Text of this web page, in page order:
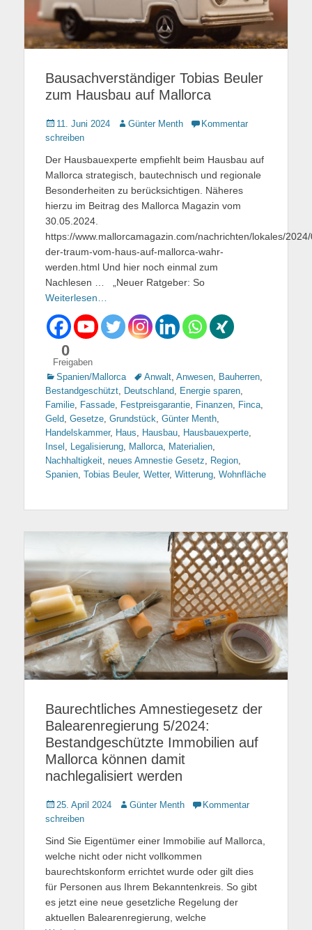
Bausachverständiger Tobias Beuler
zum Hausbau auf Mallorca
Gepostet
am
11. Juni 2024 AutorGünter Menth
Kommentar
schreiben
Der Hausbauexperte empfiehlt beim Hausbau auf
Mallorca strategisch, bautechnisch und regionale
Besonderheiten zu berücksichtigen. Näheres
hierzu im Beitrag des Mallorca Magazin vom
30.05.2024.
https://www.mallorcamagazin.com/nachrichten/lokales/
der-traum-vom-haus-auf-mallorca-wahr-
werden.html Und hier noch einmal zum
Nachlesen … „Neuer Ratgeber: So
Weiterlesen…
0
Freigaben
Kategorien
Spanien/Mallorca TagsAnwalt Anwesen Bauherren
Bestandgeschützt Deutschland Energie sparen
Familie Fassade Festpreisgarantie Finanzen Finca
Geld Gesetze Grundstück Günter Menth
Handelskammer, Haus Hausbau Hausbauexperte
Insel
Legalisierung Mallorca Materialien
Nachhaltigkeit neues Amnestie Gesetz Region
Spanien Tobias Beuler, Wetter, Witterung Wohnfläche
Baurechtliches Amnestiegesetz der
Balearenregierung 5/2024:
Bestandgeschützte Immobilien auf
Mallorca können damit
nachlegalisiert werden
Gepostet
am
25. April 2024 AutorGünter Menth
Kommentar
schreiben
Sind Sie Eigentümer einer Immobilie auf Mallorca,
welche nicht oder nicht vollkommen
baurechtskonform errichtet wurde oder gilt dies
für Personen aus Ihrem Bekanntenkreis. So gibt
es jetzt eine neue gesetzliche Regelung der
aktuellen Balearenregierung, welche